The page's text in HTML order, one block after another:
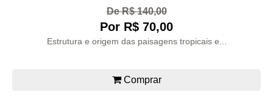
De R$ 140,00
Por R$ 70,00
Estrutura e origem das paisagens tropicais e...
Comprar